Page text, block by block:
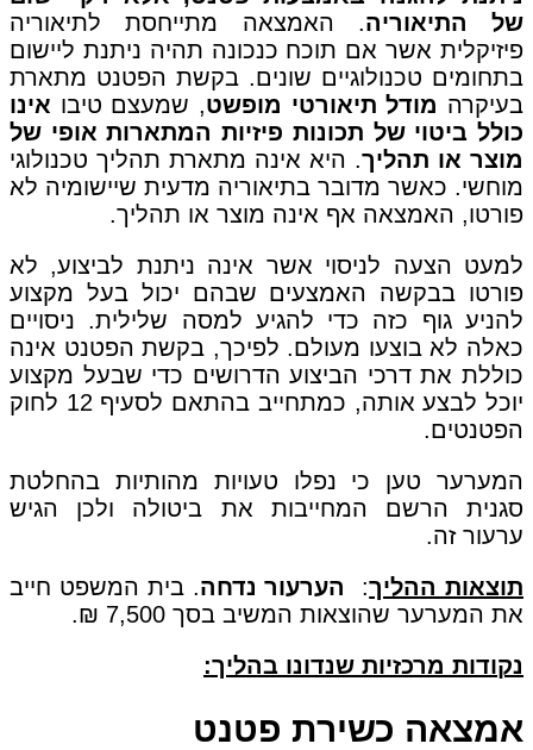
של התיאוריה. האמצאה מתייחסת לתיאוריה
פיזיקלית אשר אם תוכח כנכונה תהיה ניתנת ליישום
בתחומים טכנולוגיים שונים. בקשת הפטנט מתארת
בעיקרה מודל תיאורטי מופשט, שמעצם טיבו אינו
כולל ביטוי של תכונות פיזיות המתארות אופי של
מוצר או תהליך. היא אינה מתארת תהליך טכנולוגי
מוחשי. כאשר מדובר בתיאוריה מדעית שיישומיה לא
פורטו, האמצאה אף אינה מוצר או תהליך.
למעט הצעה לניסוי אשר אינה ניתנת לביצוע, לא
פורטו בבקשה האמצעים שבהם יכול בעל מקצוע
להניע גוף כזה כדי להגיע למסה שלילית. ניסויים
כאלה לא בוצעו מעולם. לפיכך, בקשת הפטנט אינה
כוללת את דרכי הביצוע הדרושים כדי שבעל מקצוע
יוכל לבצע אותה, כמתחייב בהתאם לסעיף 12 לחוק
הפטנטים.
המערער טען כי נפלו טעויות מהותיות בהחלטת
סגנית הרשם המחייבות את ביטולה ולכן הגיש
ערעור זה.
תוצאות ההליך: הערעור נדחה. בית המשפט חייב
את המערער שהוצאות המשיב בסך 7,500 ₪.
נקודות מרכזיות שנדונו בהליך:
אמצאה כשירת פטנט